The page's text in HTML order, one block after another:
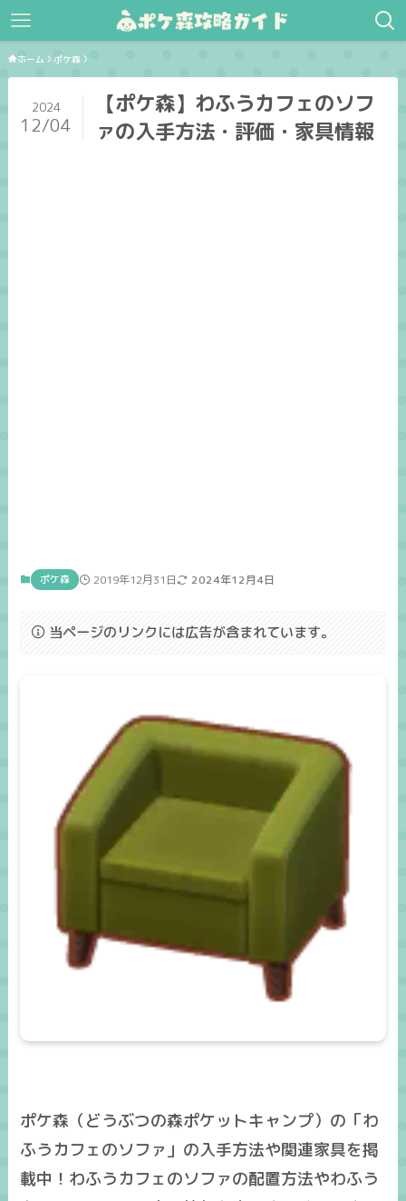
ホーム ポケ森
【ポケ森】わふうカフェのソフ
ァの入手方法・評価・家具情報
2024
12/04
ポケ森 2019年12月31日 2024年12月4日
当ページのリンクには広告が含まれています。
ポケ森（どうぶつの森ポケットキャンプ）の「わ
ふうカフェのソファ」の入手方法や関連家具を掲
載中！わふうカフェのソファの配置方法やわふう